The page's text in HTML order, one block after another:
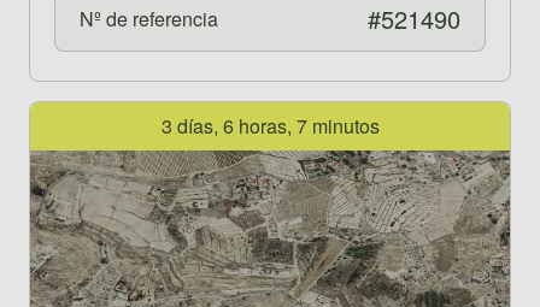
Nº de referencia #521490
Ver propiedad 5214333 días, 6 horas, 7 minutos